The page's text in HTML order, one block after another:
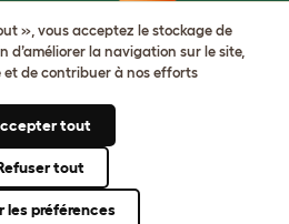
», vous acceptez le stockage de
d’améliorer la navigation sur le site,
et de contribuer à nos efforts
tout
tout
les préférences